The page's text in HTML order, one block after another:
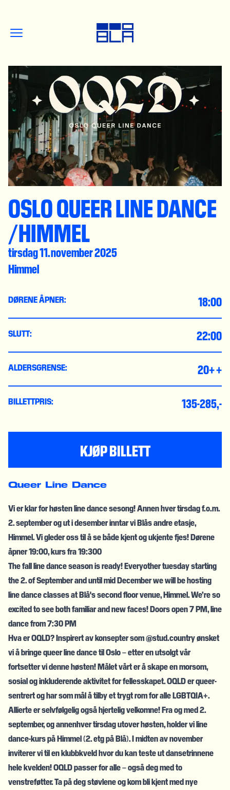
OSLO QUEER LINE DANCE
/HIMMEL
tirsdag 11. november 2025
Himmel
DØRENE ÅPNER: 18:00
SLUTT: 22:00
ALDERSGRENSE: 20+ +
BILLETTPRIS: 135-285,-
KJØP BILLETT
Queer Line Dance
Vi er klar for høsten line dance sesong! Annen hver tirsdag f.o.m.
2. september og ut i desember inntar vi Blås andre etasje,
Himmel. Vi gleder oss til å se både kjent og ukjente fjes! Dørene
åpner 19:00, kurs fra 19:300
The fall line dance season is ready! Everyother tuesday starting
the 2. of September and until mid December we will be hosting
line dance classes at Blå's second floor venue, Himmel. We’re so
excited to see both familiar and new faces! Doors open 7 PM, line
dance from 7:30 PM
Hva er OQLD? Inspirert av konsepter som @stud.country ønsket
vi å bringe queer line dance til Oslo – etter en utsolgt vår
fortsetter vi denne høsten! Målet vårt er å skape en morsom,
sosial og inkluderende aktivitet for fellesskapet. OQLD er queer-
sentrert og har som mål å tilby et trygt rom for alle LGBTQIA+.
Allierte er selvfølgelig også hjertelig velkomne! Fra og med 2.
september, og annenhver tirsdag utover høsten, holder vi line
dance-kurs på Himmel (2. etg på Blå). I midten av november
inviterer vi til en klubbkveld hvor du kan teste ut dansetrinnene
hele kvelden! OQLD passer for alle – også deg med to
venstreføtter. Ta på deg støvlene og kom bli kjent med nye